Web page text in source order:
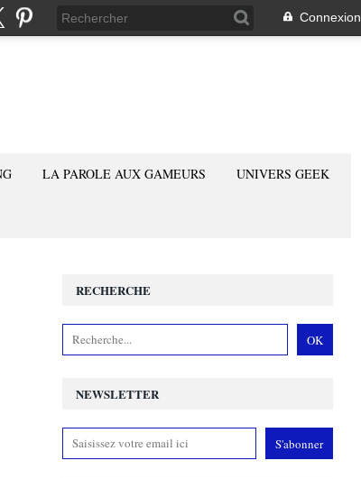
Connexion
LA PAROLE AUX GAMEURS UNIVERS GEEK
NEWSLETTER
RECHERCHE